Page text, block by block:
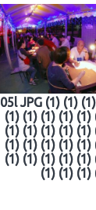
05l JPG (1) (1)
(1) (1) (1) (1) (1)
(1) (1) (1) (1) (1)
(1) (1) (1) (1) (1)
(1) (1) (1) (1) (1)
(1) (1) (1)